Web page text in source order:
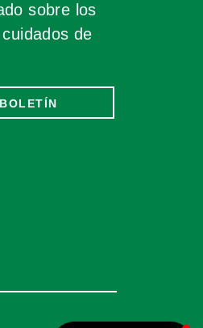
sobre los
de